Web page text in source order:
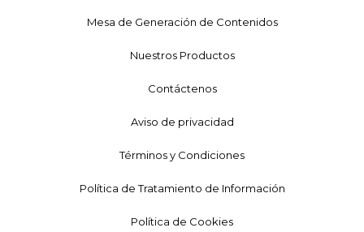
Mesa de Generación de Contenidos
Nuestros Productos
Contáctenos
Aviso de privacidad
Términos y Condiciones
Política de Tratamiento de Información
Política de Cookies